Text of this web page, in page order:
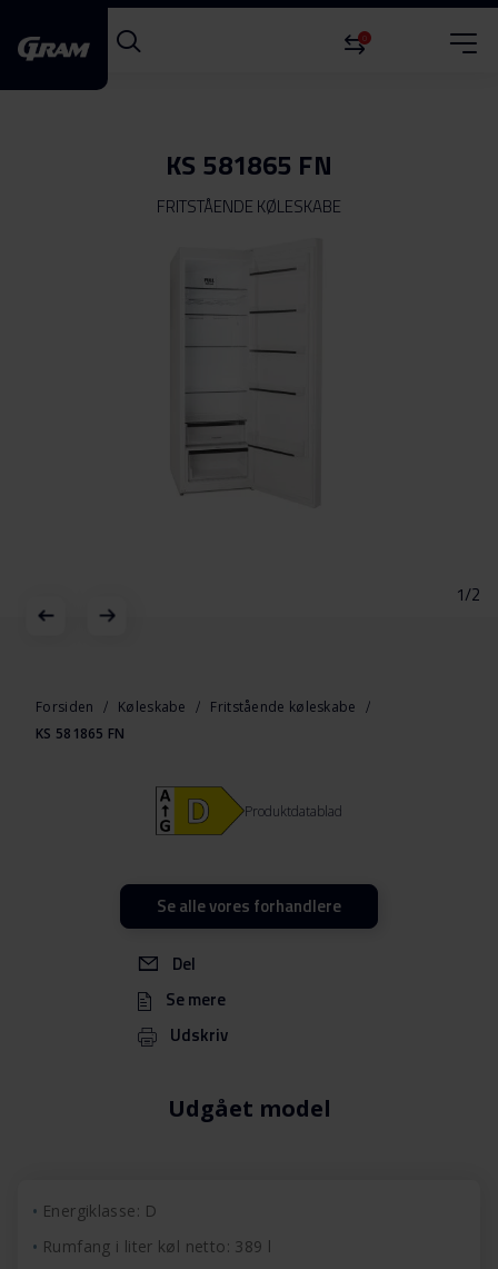
0
KS 581865 FN
FRITSTÅENDE KØLESKABE
1/2
starten
Forsiden Køleskabe
Fritstående køleskabe
KS 581865 FN
Udgået model
Del
Se mere
Udskriv
Produktdatablad
Se alle vores forhandlere
Energiklasse: D
Rumfang i liter køl netto: 389 l